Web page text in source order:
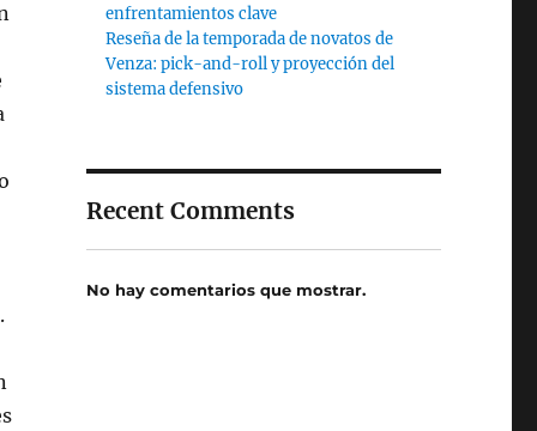
enfrentamientos clave
Reseña de la temporada de novatos de
Venza: pick-and-roll y proyección del
sistema defensivo
Recent Comments
No hay comentarios que mostrar.